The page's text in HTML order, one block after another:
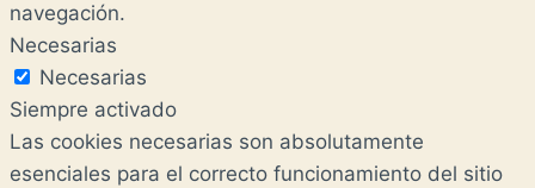
navegación.
Necesarias
Necesarias
Siempre activado
Las cookies necesarias son absolutamente
esenciales para el correcto funcionamiento del sitio